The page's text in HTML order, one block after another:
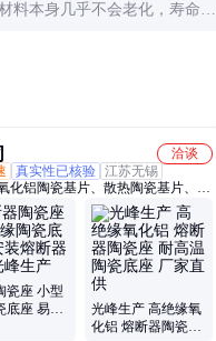
料本身几乎不会老化，寿命可
洽谈
真实性已核验 江苏无锡
化铝陶瓷基片、散热陶瓷基片、电
瓷片、陶瓷基板、高铝耐磨瓷片
瓷座 小型
底座 易安
光峰生产 高绝缘氧
化铝 熔断器陶瓷座